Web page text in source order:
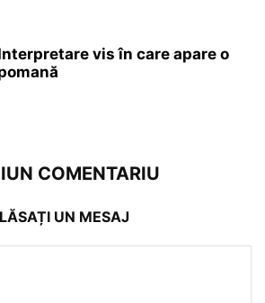
vis în care apare o
COMENTARIU
LĂSAȚI UN MESAJ